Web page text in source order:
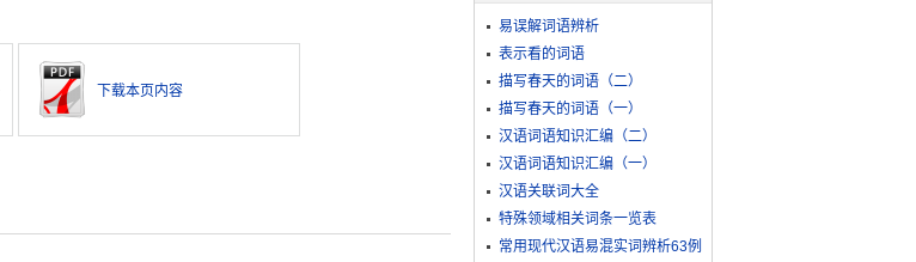
下载本页内容
易误解词语辨析
表示看的词语
描写春天的词语（二）
描写春天的词语（一）
汉语词语知识汇编（二）
汉语词语知识汇编（一）
汉语关联词大全
特殊领域相关词条一览表
常用现代汉语易混实词辨析63例